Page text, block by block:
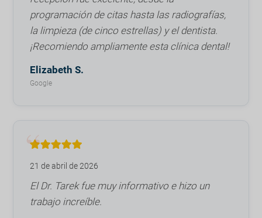
programación de citas hasta las radiografías,
la limpieza (de cinco estrellas) y el dentista.
¡Recomiendo ampliamente esta clínica dental!
Elizabeth S.
Google
21 de abril de 2026
El Dr. Tarek fue muy informativo e hizo un
trabajo increíble.